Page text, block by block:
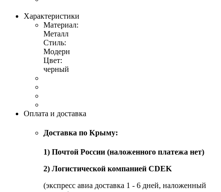
Характеристики
Материал:
Металл
Стиль:
Модерн
Цвет:
черный
Оплата и доставка
Доставка по Крыму:
1) Почтой России (наложенного платежа нет)
2) Логистической компанией CDEK
(экспресс авиа доставка 1 - 6 дней, наложенный